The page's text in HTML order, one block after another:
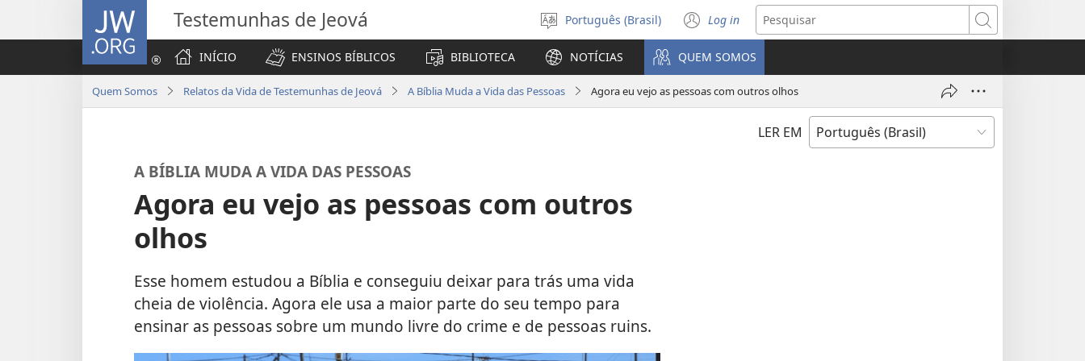
JW.ORG Testemunhas de Jeová
Selecione
o
idioma
Português (Brasil) Log in
(abre
nova
janela)
Pesquisar
INÍCIO
ENSINOS BÍBLICOS BIBLIOTECA NOTÍCIAS QUEM SOMOS
Quem Somos Relatos da Vida de Testemunhas de Jeová A Bíblia Muda a Vida das Pessoas Agora eu vejo as pessoas com outros olhos
LER EM
A BÍBLIA MUDA A VIDA DAS PESSOAS
Agora eu vejo as pessoas com outros
olhos
Esse homem estudou a Bíblia e conseguiu deixar para trás uma vida
cheia de violência. Agora ele usa a maior parte do seu tempo para
ensinar as pessoas sobre um mundo livre do crime e de pessoas ruins.